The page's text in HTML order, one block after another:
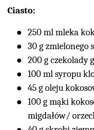
Ciasto:
250 ml mleka
30 g zmielonego
200 g czekolady
100 ml syropu
45 g oleju
100 g mąki
migdałów/